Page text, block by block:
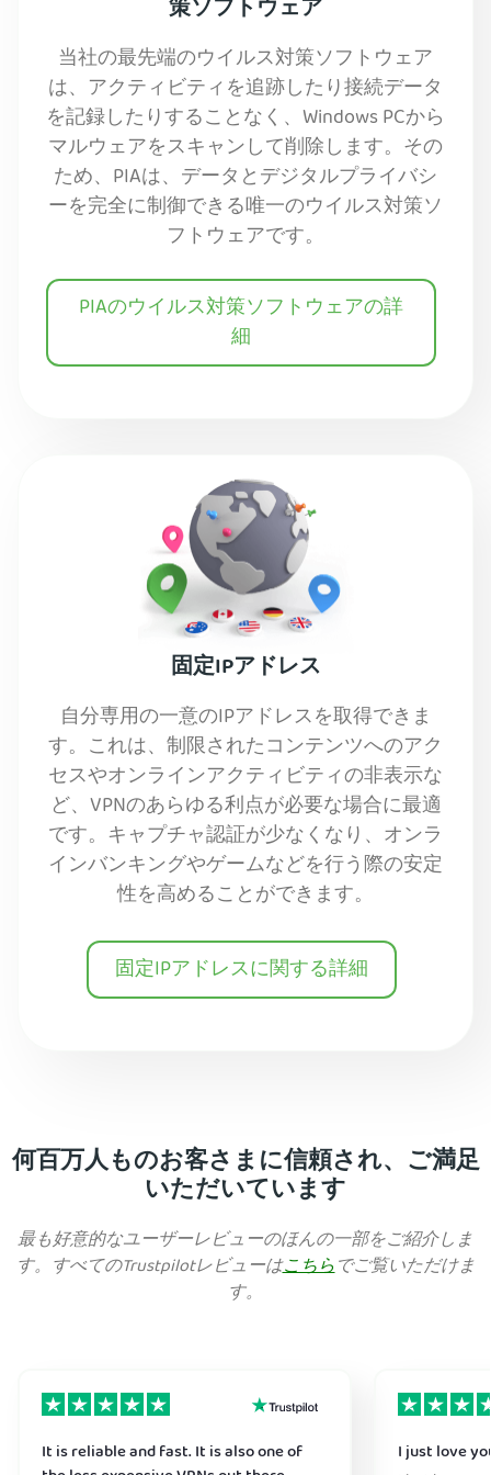
策ソフトウェア
当社の最先端のウイルス対策ソフトウェア
は、アクティビティを追跡したり接続データ
を記録したりすることなく、Windows PCから
マルウェアをスキャンして削除します。その
ため、PIAは、データとデジタルプライバシ
ーを完全に制御できる唯一のウイルス対策ソ
フトウェアです。
PIAのウイルス対策ソフトウェアの詳
細
固定IPアドレス
自分専用の一意のIPアドレスを取得できま
す。これは、制限されたコンテンツへのアク
セスやオンラインアクティビティの非表示な
ど、VPNのあらゆる利点が必要な場合に最適
です。キャプチャ認証が少なくなり、オンラ
インバンキングやゲームなどを行う際の安定
性を高めることができます。
固定IPアドレスに関する詳細
何百万人ものお客さまに信頼され、ご満足
いただいています
最も好意的なユーザーレビューのほんの一部をご紹介しま
す。すべてのTrustpilotレビューはこちらでご覧いただけま
す。
It is reliable and fast. It is also one of
I just love